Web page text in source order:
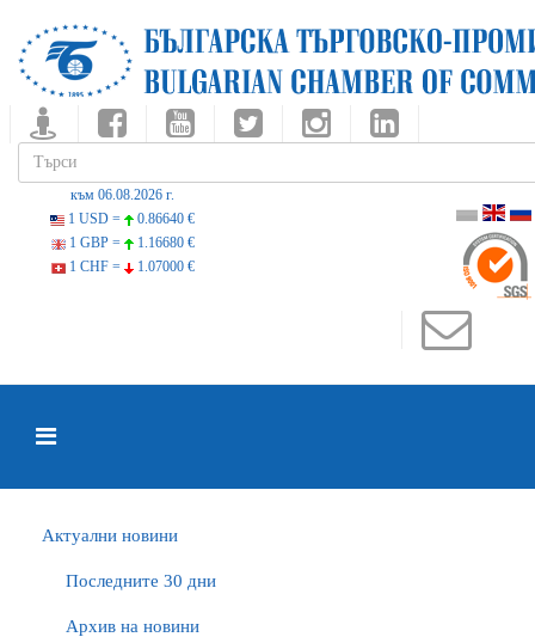
към 06.08.2026 г.
1 USD =
0.86640 €
1 GBP =
1.16680 €
1 CHF =
1.07000 €
Актуални новини
Последните 30 дни
Архив на новини